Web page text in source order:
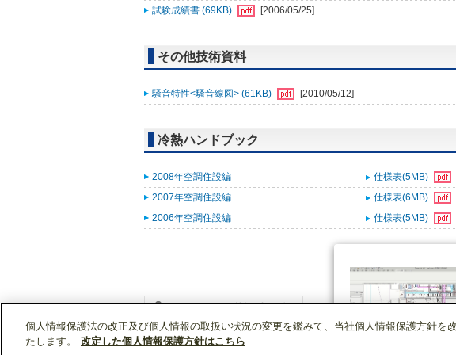
試験成績書 (69KB) [2006/05/25]
その他技術資料
騒音特性<騒音線図> (61KB) [2010/05/12]
冷熱ハンドブック
2008年空調住設編 仕様表(5MB)
2007年空調住設編
仕様表(6MB)
2006年空調住設編
仕様表(5MB)
WIN2Kトップ 製品情報
個人情報保護法の改正及び個人情報の取扱い状況の変更を鑑みて、当社個人情報保護方針を
たします。
改定した個人情報保護方針はこちら